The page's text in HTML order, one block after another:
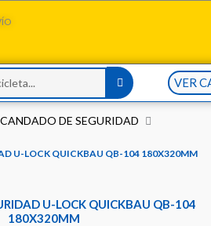
VER
CANDADO DE SEGURIDAD
U-LOCK QUICKBAU QB-104 180X320MM
U-LOCK QUICKBAU QB-104
180X320MM